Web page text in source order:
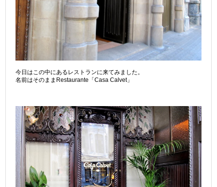
今日はこの中にあるレストランに来てみました。
名前はそのままRestaurante「Casa Calvet」